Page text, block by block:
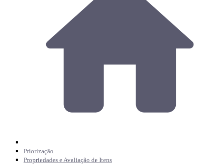
Priorização
Propriedades e Avaliação de Itens